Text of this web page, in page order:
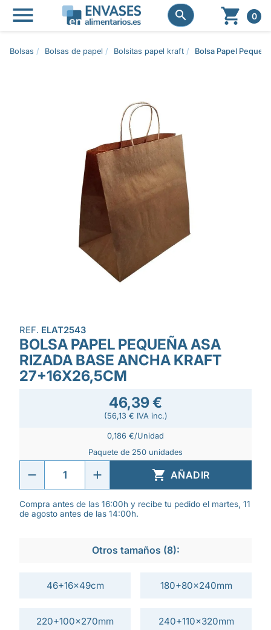
 
  0
Bolsas Bolsas de papel Bolsitas papel kraft Bolsa Papel
REF. ELAT2543
BOLSA PAPEL PEQUEÑA ASA
RIZADA BASE ANCHA KRAFT
27+16X26,5CM
46,39 €
(56,13 € IVA inc.)
0,186 €/Unidad
Paquete de 250 unidades
 AÑADIR
Compra antes de las 16:00h y recibe tu pedido el martes, 11
de agosto antes de las 14:00h.
Otros tamaños (8):
46+16x49cm 180+80x240mm
220+100x270mm 240+110x320mm